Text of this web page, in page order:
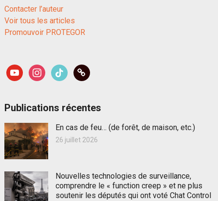
Contacter l’auteur
Voir tous les articles
Promouvoir PROTEGOR
youtubeinstagram
tiktok link
Publications récentes
En cas de feu… (de forêt, de maison, etc.)
26 juillet 2026
Nouvelles technologies de surveillance,
comprendre le « function creep » et ne plus
soutenir les députés qui ont voté Chat Control